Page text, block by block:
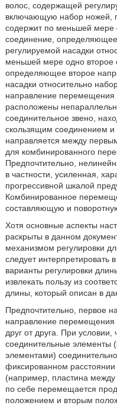
волос, содержащей
включающую набор ножей,
содержит по меньшей мере
соединение,
регулируемой насадки
меньшей мере одно второе
определяющее второе
насадки относительно
направление
расположены
соединительное звено,
скользящим соединением
направляется между
для комбинированного
Предпочтительно,
в частности, усиленная,
прогрессивной шкалой
Комбинированное
составляющую и
Хотя основные аспекты
раскрыты в данном
механизмом регулировки
следует
варианты регулировки
извлекать пользу из
длины, который описан в
Предпочтительно, первое
направление
друг от друга. При условии,
соединительные элементы
элементами)
фиксированном расстоянии
(например, пластина
по себе перемещается
положением и вторым